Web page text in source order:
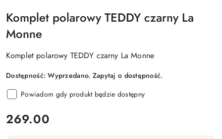
Komplet polarowy TEDDY czarny La
Monne
Komplet polarowy TEDDY czarny La Monne
Dostępność:Wyprzedano. Zapytaj o dostępność.
Powiadom gdy produkt będzie dostępny
cena:
269.00